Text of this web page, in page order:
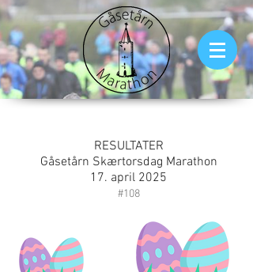
RESULTATER
Gåsetårn Skærtorsdag Marathon
17. april 2025
#108